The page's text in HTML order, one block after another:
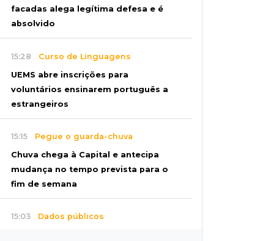
facadas alega legítima defesa e é
absolvido
15:28 Curso de Linguagens
UEMS abre inscrições para
voluntários ensinarem português a
estrangeiros
15:15 Pegue o guarda-chuva
Chuva chega à Capital e antecipa
mudança no tempo prevista para o
fim de semana
15:03 Dados públicos